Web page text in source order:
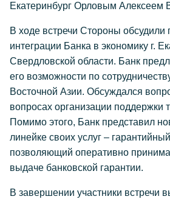
Екатеринбург Орловым Алексеем
В ходе встречи Стороны обсудили
интеграции Банка в экономику г.
Свердловской области. Банк
его возможности по
Восточной Азии. Обсуждался
вопросах организации поддержки
Помимо этого, Банк представил
линейке своих услуг –
позволяющий оперативно
выдаче банковской гарантии.
В завершении участники встречи